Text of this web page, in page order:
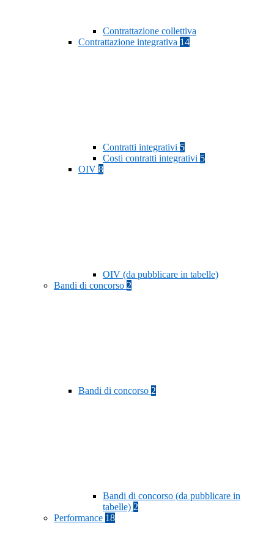
Contrattazione collettiva
Contrattazione integrativa 14
Contratti integrativi 5
Costi contratti integrativi 5
OIV 8
OIV (da pubblicare in tabelle)
Bandi di concorso 2
Bandi di concorso 2
Bandi di concorso (da pubblicare in
tabelle) 2
Performance 18